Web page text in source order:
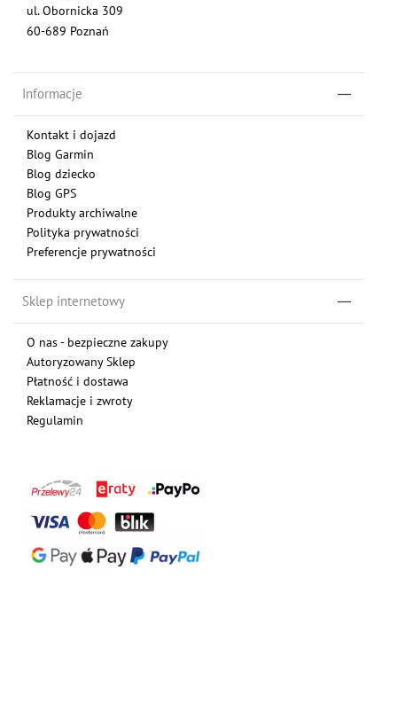
ul. Obornicka 309
60-689 Poznań
Informacje
Kontakt i dojazd
Blog Garmin
Blog dziecko
Blog GPS
Produkty archiwalne
Polityka prywatności
Preferencje prywatności
Sklep internetowy
O nas - bezpieczne zakupy
Autoryzowany Sklep
Płatność i dostawa
Reklamacje i zwroty
Regulamin